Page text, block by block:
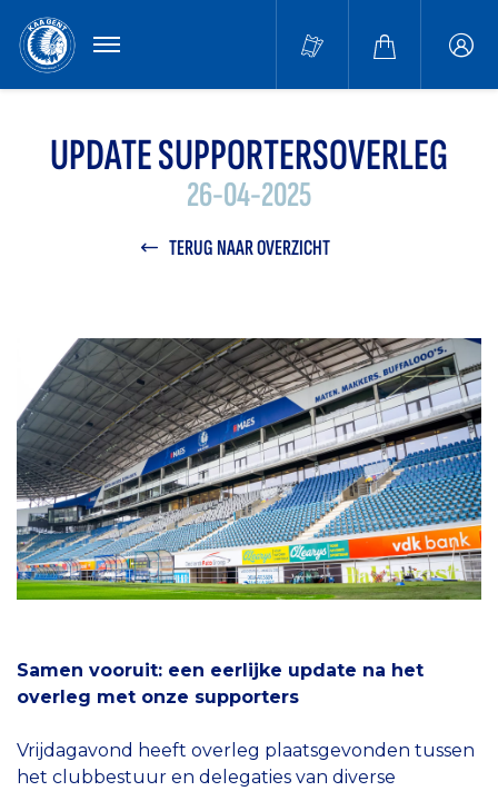
MENU
UPDATE SUPPORTERSOVERLEG
26-04-2025
TERUG NAAR OVERZICHT
Samen vooruit: een eerlijke update na het
overleg met onze supporters
Vrijdagavond heeft overleg plaatsgevonden tussen
het clubbestuur en delegaties van diverse